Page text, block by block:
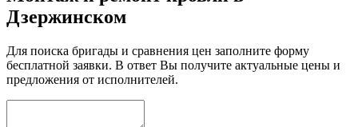
Дзержинском
Для поиска бригады и сравнения цен заполните форму
бесплатной заявки. В ответ Вы получите актуальные цены и
предложения от исполнителей.